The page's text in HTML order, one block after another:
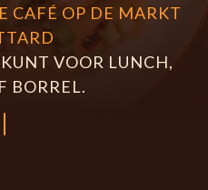
CAFÉ OP DE MARKT
VOOR LUNCH,
BORREL.